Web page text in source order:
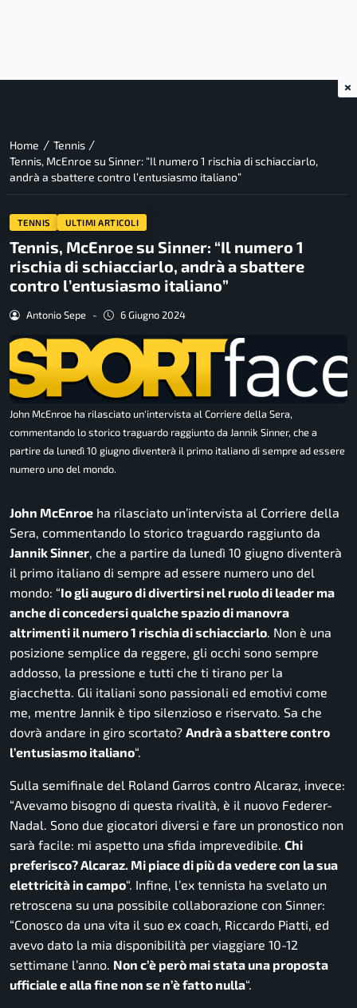
Home / Tennis /
Tennis, McEnroe su Sinner: “Il numero 1 rischia di schiacciarlo,
andrà a sbattere contro l’entusiasmo italiano”
TENNIS ULTIMI ARTICOLI
Tennis, McEnroe su Sinner: “Il numero 1
rischia di schiacciarlo, andrà a sbattere
contro l’entusiasmo italiano”
Antonio Sepe - 6 Giugno 2024
John McEnroe ha rilasciato un'intervista al Corriere della Sera,
commentando lo storico traguardo raggiunto da Jannik Sinner, che a
partire da lunedì 10 giugno diventerà il primo italiano di sempre ad essere
numero uno del mondo.
John McEnroe ha rilasciato un’intervista al Corriere della
Sera , commentando lo storico traguardo raggiunto da
Jannik Sinner , che a partire da lunedì 10 giugno diventerà
il primo italiano di sempre ad essere numero uno del
mondo: “Io gli auguro di divertirsi nel ruolo di leader ma
anche di concedersi qualche spazio di manovra
altrimenti il numero 1 rischia di schiacciarlo . Non è una
posizione semplice da reggere, gli occhi sono sempre
addosso, la pressione e tutti che ti tirano per la
giacchetta. Gli italiani sono passionali ed emotivi come
me, mentre Jannik è tipo silenzioso e riservato. Sa che
dovrà andare in giro scortato? Andrà a sbattere contro
l’entusiasmo italiano“.
Sulla semifinale del Roland Garros contro Alcaraz, invece:
“Avevamo bisogno di questa rivalità, è il nuovo Federer-
Nadal. Sono due giocatori diversi e fare un pronostico non
sarà facile: mi aspetto una sfida imprevedibile. Chi
preferisco? Alcaraz. Mi piace di più da vedere con la sua
elettricità in campo“. Infine, l’ex tennista ha svelato un
retroscena su una possibile collaborazione con Sinner:
“Conosco da una vita il suo ex coach, Riccardo Piatti, ed
avevo dato la mia disponibilità per viaggiare 10-12
settimane l’anno. Non c’è però mai stata una proposta
ufficiale e alla fine non se n’è fatto nulla“.
×